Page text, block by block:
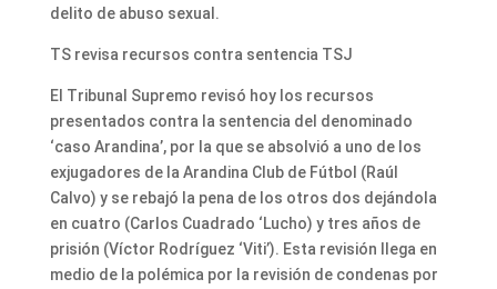
delito de abuso sexual.
TS revisa recursos contra sentencia TSJ
El Tribunal Supremo revisó hoy los recursos
presentados contra la sentencia del denominado
‘caso Arandina’, por la que se absolvió a uno de los
exjugadores de la Arandina Club de Fútbol (Raúl
Calvo) y se rebajó la pena de los otros dos dejándola
en cuatro (Carlos Cuadrado ‘Lucho) y tres años de
prisión (Víctor Rodríguez ‘Viti’). Esta revisión llega en
medio de la polémica por la revisión de condenas por